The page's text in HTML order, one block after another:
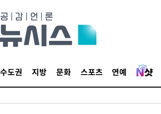
수도권 지방 문화 스포츠 연예